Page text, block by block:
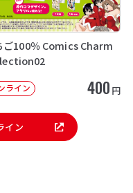
ご100％ Comics Charm
ライン 400 円
イン